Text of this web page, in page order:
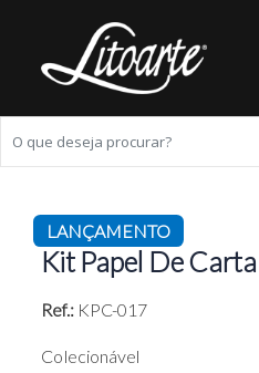
LANÇAMENTO
Kit Papel De
Ref.: KPC-017
Colecionável